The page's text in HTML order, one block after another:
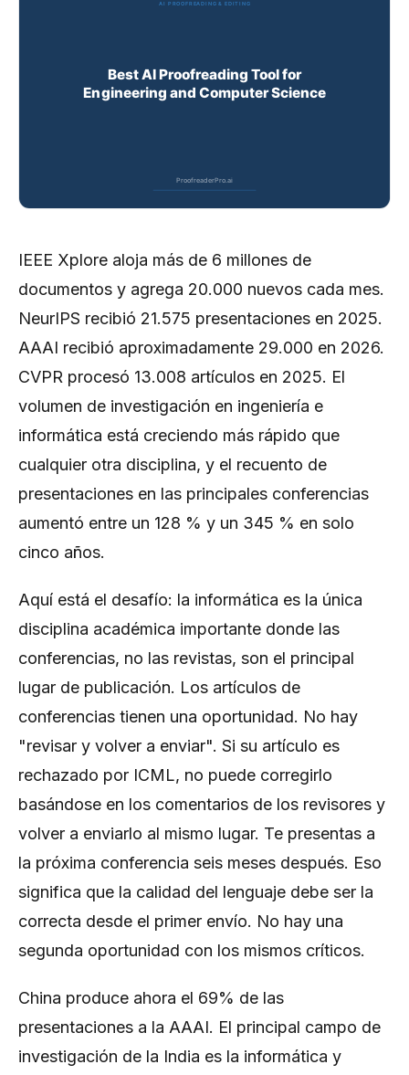
IEEE Xplore aloja más de 6 millones de
documentos y agrega 20.000 nuevos cada mes.
NeurIPS recibió 21.575 presentaciones en 2025.
AAAI recibió aproximadamente 29.000 en 2026.
CVPR procesó 13.008 artículos en 2025. El
volumen de investigación en ingeniería e
informática está creciendo más rápido que
cualquier otra disciplina, y el recuento de
presentaciones en las principales conferencias
aumentó entre un 128 % y un 345 % en solo
cinco años.
Aquí está el desafío: la informática es la única
disciplina académica importante donde las
conferencias, no las revistas, son el principal
lugar de publicación. Los artículos de
conferencias tienen una oportunidad. No hay
"revisar y volver a enviar". Si su artículo es
rechazado por ICML, no puede corregirlo
basándose en los comentarios de los revisores y
volver a enviarlo al mismo lugar. Te presentas a
la próxima conferencia seis meses después. Eso
significa que la calidad del lenguaje debe ser la
correcta desde el primer envío. No hay una
segunda oportunidad con los mismos críticos.
China produce ahora el 69% de las
presentaciones a la AAAI. El principal campo de
investigación de la India es la informática y